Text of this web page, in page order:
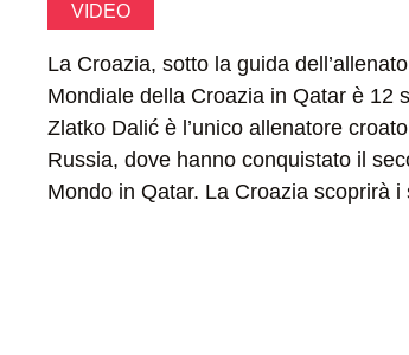
VIDEO
La Croazia, sotto la guida
Mondiale della Croazia in Qatar è 12
Zlatko Dalić è l’unico allenatore
Russia, dove hanno conquistato il
Mondo in Qatar. La Croazia scoprirà